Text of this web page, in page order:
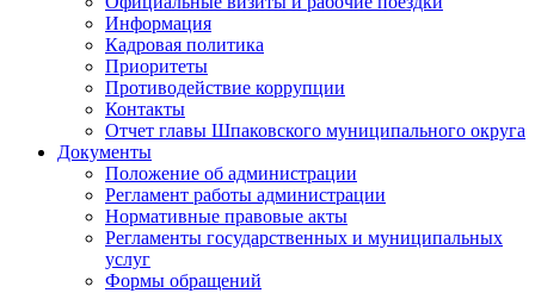
Информация
Кадровая политика
Приоритеты
Противодействие коррупции
Контакты
Отчет главы Шпаковского муниципального округа
Документы
Положение об администрации
Регламент работы администрации
Нормативные правовые акты
Регламенты государственных и муниципальных
услуг
Формы обращений